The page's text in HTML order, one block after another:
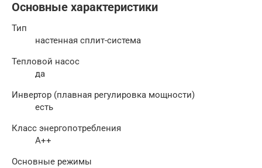
Основные характеристики
Тип
настенная сплит-система
Тепловой насос
да
Инвертор (плавная регулировка мощности)
есть
Класс энергопотребления
A++
Основные режимы